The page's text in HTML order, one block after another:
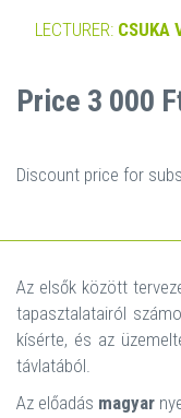
LECTURER: CSUKA
Price 3 000
Discount price for
Az elsők között
tapasztalatairól
kísérte, és az
távlatából.
Az előadás magyar